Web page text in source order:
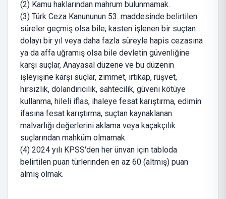
(2) Kamu haklarından mahrum bulunmamak.
(3) Türk Ceza Kanununun 53. maddesinde belirtilen
süreler geçmiş olsa bile; kasten işlenen bir suçtan
dolayı bir yıl veya daha fazla süreyle hapis cezasına
ya da affa uğramış olsa bile devletin güvenliğine
karşı suçlar, Anayasal düzene ve bu düzenin
işleyişine karşı suçlar, zimmet, irtikap, rüşvet,
hırsızlık, dolandırıcılık, sahtecilik, güveni kötüye
kullanma, hileli iflas, ihaleye fesat karıştırma, edimin
ifasına fesat karıştırma, suçtan kaynaklanan
malvarlığı değerlerini aklama veya kaçakçılık
suçlarından mahküm olmamak.
(4) 2024 yılı KPSS'den her ünvan için tabloda
belirtilen puan türlerinden en az 60 (altmış) puan
almış olmak.